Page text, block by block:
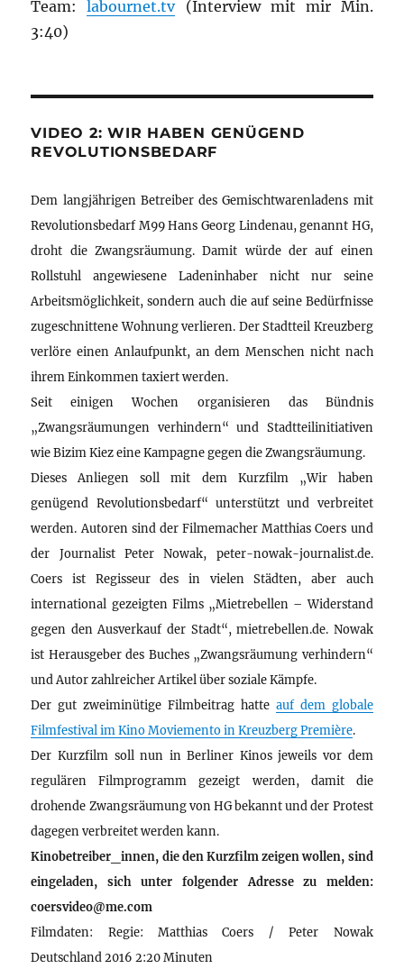
Team:labournet.tv(Interview mit mir Min.
3:40)
VIDEO 2: WIR HABEN GENÜGEND
REVOLUTIONSBEDARF
Dem langjährigen Betreiber des Gemischtwarenladens mit
Revolutionsbedarf M99 Hans Georg Lindenau, genannt HG,
droht die Zwangsräumung. Damit würde der auf einen
Rollstuhl angewiesene Ladeninhaber nicht nur seine
Arbeitsmöglichkeit, sondern auch die auf seine Bedürfnisse
zugeschnittene Wohnung verlieren. Der Stadtteil Kreuzberg
verlöre einen Anlaufpunkt, an dem Menschen nicht nach
ihrem Einkommen taxiert werden.
Seit einigen Wochen organisieren das Bündnis
„Zwangsräumungen verhindern“ und Stadtteilinitiativen
wie Bizim Kiez eine Kampagne gegen die Zwangsräumung.
Dieses Anliegen soll mit dem Kurzfilm „Wir haben
genügend Revolutionsbedarf“ unterstützt und verbreitet
werden. Autoren sind der Filmemacher Matthias Coers und
der Journalist Peter Nowak, peter-nowak-journalist.de.
Coers ist Regisseur des in vielen Städten, aber auch
international gezeigten Films „Mietrebellen – Widerstand
gegen den Ausverkauf der Stadt“, mietrebellen.de. Nowak
ist Herausgeber des Buches „Zwangsräumung verhindern“
und Autor zahlreicher Artikel über soziale Kämpfe.
Der gut zweiminütige Filmbeitrag hatte auf dem globale
Filmfestival im Kino Moviemento in Kreuzberg Première.
Der Kurzfilm soll nun in Berliner Kinos jeweils vor dem
regulären Filmprogramm gezeigt werden, damit die
drohende Zwangsräumung von HG bekannt und der Protest
dagegen verbreitet werden kann.
Kinobetreiber_innen, die den Kurzfilm zeigen wollen, sind
eingeladen, sich unter folgender Adresse zu melden:
coersvideo@me.com
Filmdaten: Regie: Matthias Coers / Peter Nowak
Deutschland 2016 2:20 Minuten